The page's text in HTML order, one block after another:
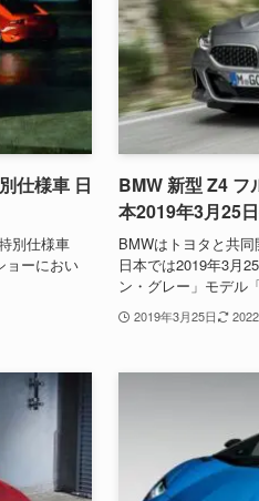
仕様車 日
別仕様車
ョーにおい
BMW 新型 Z4 フ
本2019年3月25
BMWはトヨタと共
日本では2019年3月
ン・グレー」モデル
2019年3月25日